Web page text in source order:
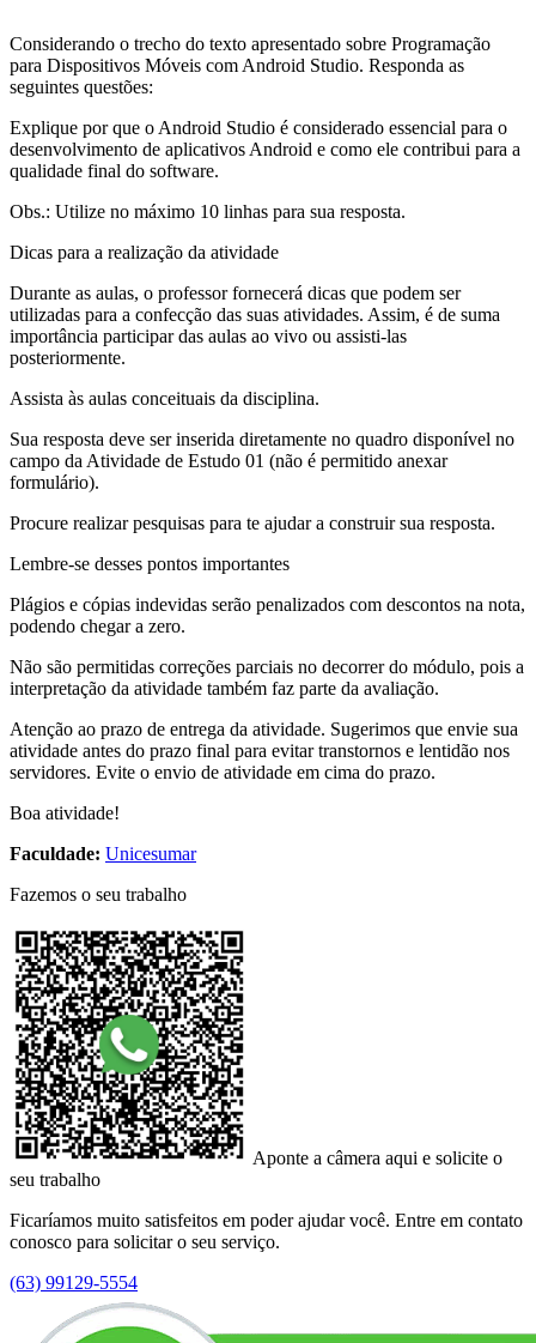
Considerando o trecho do texto apresentado sobre Programação
para Dispositivos Móveis com Android Studio. Responda as
seguintes questões:
Explique por que o Android Studio é considerado essencial para o
desenvolvimento de aplicativos Android e como ele contribui para a
qualidade final do software.
Obs.: Utilize no máximo 10 linhas para sua resposta.
Dicas para a realização da atividade
Durante as aulas, o professor fornecerá dicas que podem ser
utilizadas para a confecção das suas atividades. Assim, é de suma
importância participar das aulas ao vivo ou assisti-las
posteriormente.
Assista às aulas conceituais da disciplina.
Sua resposta deve ser inserida diretamente no quadro disponível no
campo da Atividade de Estudo 01 (não é permitido anexar
formulário).​
Procure realizar pesquisas para te ajudar a construir sua resposta.
Lembre-se desses pontos importantes
Plágios e cópias indevidas serão penalizados com descontos na nota,
podendo chegar a zero.
Não são permitidas correções parciais no decorrer do módulo, pois a
interpretação da atividade também faz parte da avaliação.
Atenção ao prazo de entrega da atividade. Sugerimos que envie sua
atividade antes do prazo final para evitar transtornos e lentidão nos
servidores. Evite o envio de atividade em cima do prazo.
Boa atividade!
Faculdade: Unicesumar
Fazemos o seu trabalho
Aponte a câmera aqui e solicite o
seu trabalho
Ficaríamos muito satisfeitos em poder ajudar você. Entre em contato
conosco para solicitar o seu serviço.
(63) 99129-5554